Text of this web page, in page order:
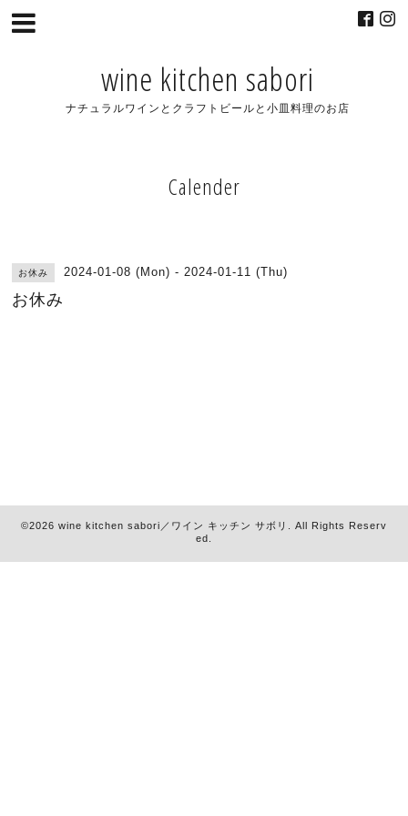
wine kitchen sabori
ナチュラルワインとクラフトビールと小皿料理のお店
Calender
お休み 2024-01-08 (Mon) - 2024-01-11 (Thu)
お休み
©2026 wine kitchen sabori／ワイン キッチン サボリ
. All Rights Reserv
ed.